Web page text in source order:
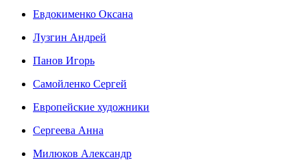
Евдокименко Оксана
Лузгин Андрей
Панов Игорь
Сaмoйленко Сергей
Европейские художники
Сергеева Анна
Милюков Александр